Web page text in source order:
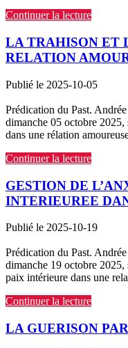
Continuer la lecture
LA TRAHISON ET
RELATION
Publié le 2025-10-05
Prédication du Past.
dimanche 05 octobre
dans une rélation
Continuer la lecture
GESTION DE
INTERIEUREE
Publié le 2025-10-19
Prédication du Past.
dimanche 19 octobre
paix intérieure dans une
Continuer la lecture
LA GUERISON